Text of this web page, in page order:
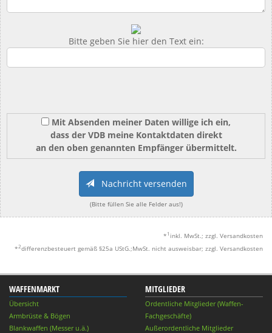
Bitte geben Sie hier den Text ein:
Mit Absenden meiner Daten willige ich ein,
dass der VDB meine Kontaktdaten direkt
an den oben genannten Empfänger übermittelt.
Nachricht versenden
(Bitte füllen Sie alle Felder aus!)
* 1 inkl. MwSt.; zzgl. Versandkosten
*2differenzbesteuert gemäß §25a UStG.;MwSt. nicht ausweisbar; zzgl. Versandkosten
WAFFENMARKT
Übersicht
Armbrüste & Bögen
Blankwaffen (Messer u.ä.)
MITGLIEDER
Ordentliche Mitglieder (Waffen-
Fachgeschäfte)
Außerordentliche Mitglieder